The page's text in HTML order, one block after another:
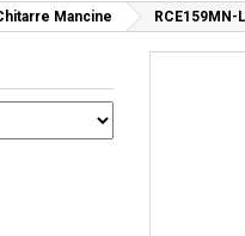
Mancine RCE159MN-L